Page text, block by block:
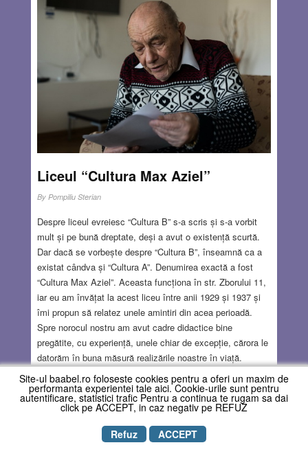
de iminența unei noi incursiuni a aviației americane. În
aceste condiții, tatăl meu a decis ca mama și cu mine să
ne mutăm deocamdată la țară, feriți de primejdia
bombardamentelor. Cu modestele lor rezerve financiare,
părinții au închiriat o cameră la o familie de țărani unguri
din comuna Tărlungeni.
Read more…
DEC 24, 2020 2 COMMENTS
Liceul “Cultura Max Aziel”
By Pompiliu Sterian
Despre liceul evreiesc “Cultura B” s-a scris și s-a vorbit
mult și pe bună dreptate, deși a avut o existență scurtă.
Dar dacă se vorbește despre “Cultura B”, înseamnă ca a
existat cândva și “Cultura A”. Denumirea exactă a fost
“Cultura Max Aziel”. Aceasta funcționa în str. Zborului 11,
iar eu am învățat la acest liceu între anii 1929 și 1937 și
îmi propun să relatez unele amintiri din acea perioadă.
Spre norocul nostru am avut cadre didactice bine
pregătite, cu experiență, unele chiar de excepție, cărora le
datorăm în buna măsură realizările noastre în viață.
Director era Benedict Kanner și subdirector S. Beinglas. În
ultimii doi ani au fost numiți Rafael Fayon și Victor
Marcus. Dintre ceilalți profesori îi amintesc pe Isac Blum
(care a devenit colaborator al Institutului de filozofie al
Site-ul baabel.ro foloseste cookies pentru a oferi un maxim de
performanta experientei tale aici. Cookie-urile sunt pentru
autentificare, statistici trafic Pentru a continua te rugam sa dai
click pe ACCEPT, in caz negativ pe REFUZ
Refuz
ACCEPT